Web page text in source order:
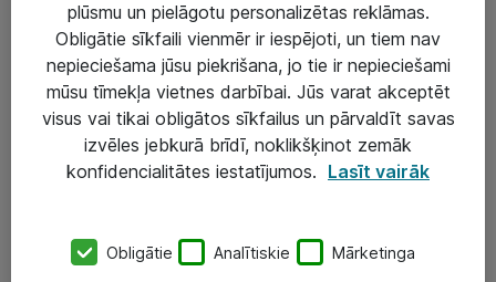
Risinājumi & Pakalpojumi
IT serviss un atbalsts
IT infrastruktūra
Darba vietu IT risinājumi
SIA „ATEA”
plūsmu un pielāgotu personalizētas reklāmas.
Obligātie sīkfaili vienmēr ir iespējoti, un tiem nav
nepieciešama jūsu piekrišana, jo tie ir nepieciešami
mūsu tīmekļa vietnes darbībai. Jūs varat akceptēt
visus vai tikai obligātos sīkfailus un pārvaldīt savas
izvēles jebkurā brīdī, noklikšķinot zemāk
konfidencialitātes iestatījumos. Lasīt vairāk
Obligātie Analītiskie Mārketinga